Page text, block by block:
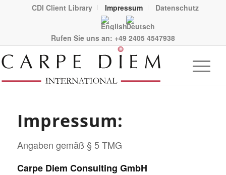
CDI Client Library Impressum Datenschutz
Rufen Sie uns an: +49 2405 4547938
Impressum:
Angaben gemäß § 5 TMG
Carpe Diem Consulting GmbH